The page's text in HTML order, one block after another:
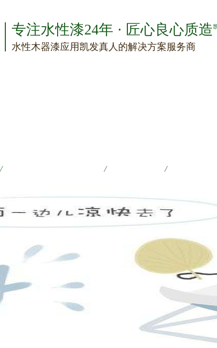
专注水性漆24年 · 匠心良心质造
水性木器漆应用凯发真人的解决方案服务商
/ / /